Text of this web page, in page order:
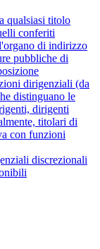
qualsiasi titolo
conferiti
di indirizzo
pubbliche di
dirigenziali (da
distinguano le
dirigenti
titolari di
con funzioni
discrezionali